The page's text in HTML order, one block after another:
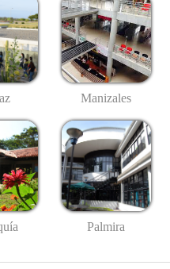
Manizales
Palmira